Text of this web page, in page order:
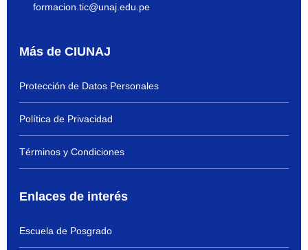
formacion.tic@unaj.edu.pe
Más de CIUNAJ
Protección de Datos Personales
Política de Privacidad
Términos y Condiciones
Enlaces de interés
Escuela de Posgrado